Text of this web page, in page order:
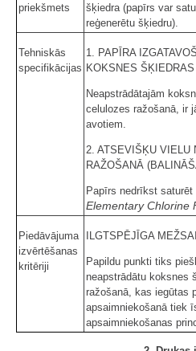
priekšmets
šķiedra (papīrs var
reģenerētu šķiedru).
Tehniskās
specifikācijas
1. PAPĪRA
KOKSNES
Neapstrādātajām
celulozes ražošanā, ir
avotiem.
2. ATSEVIŠĶU VIELU
RAŽOŠANĀ
Papīrs nedrīkst saturēt
Elementary Chlorine
Piedāvājuma
izvērtēšanas
kritēriji
ILGTSPĒJĪGA
Papildu punkti tiks
neapstrādātu koksnes
ražošanā, kas iegūtas
apsaimniekošanā tiek
apsaimniekošanas